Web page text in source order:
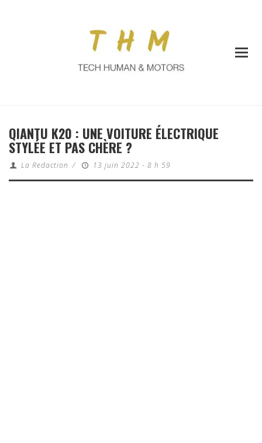
QIANTU K20 : UNE VOITURE ÉLECTRIQUE
STYLÉE ET PAS CHÈRE ?
La Redaction / 13 juin 2022 - 8 h 59